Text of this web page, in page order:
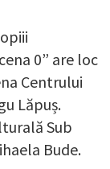
0” are loc
Centrului
Lăpuș.
Sub
Bude.